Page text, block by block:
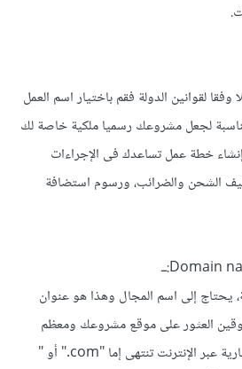
لقوانين الدولة فقم باختيار اسم العمل
لجعل مشروعك رسميا ملكية خاصة لك
خطة عمل تساعدك فى الإجراءات
الشحن والضرائب، ورسوم استضافة
يحتاج إلى اسم المجال وهذا هو عنوان
العثور على موقع مشروعك ومعظم
أسماء النطاقات للأعمال التجارية عبر الإنترنت تنتهى إما "com." أو "